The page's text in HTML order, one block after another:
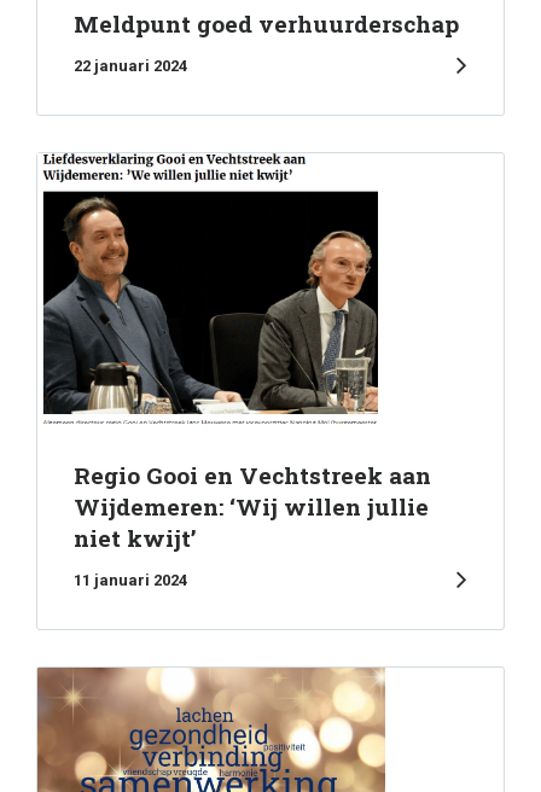
Meldpunt goed verhuurderschap
22 januari 2024
Regio Gooi en Vechtstreek aan
Wijdemeren: ‘Wij willen jullie
niet kwijt’
11 januari 2024